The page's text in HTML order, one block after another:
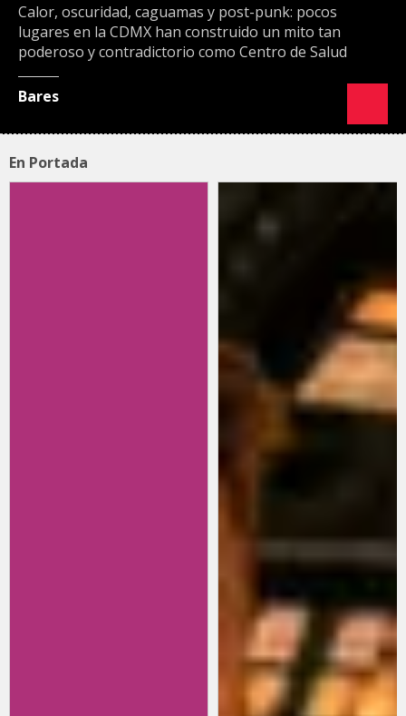
Calor, oscuridad, caguamas y post-punk: pocos
lugares en la CDMX han construido un mito tan
poderoso y contradictorio como Centro de Salud
Bares
En Portada